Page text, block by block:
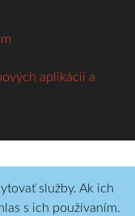
aplikácií a
služby. Ak ich
s ich používaním.